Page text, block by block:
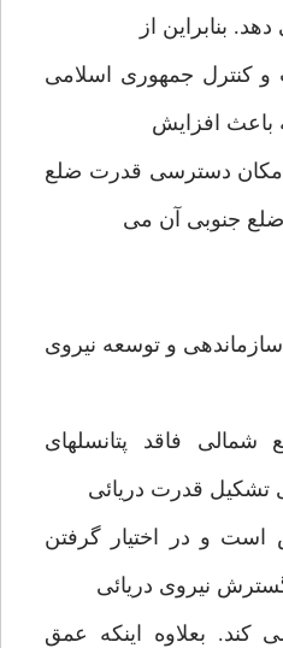
بنابراین از
و کنترل جمهوری اسلامی
باعث افزایش
دسترسی قدرت ضلع
جنوبی آن می
و توسعه نیروی
فاقد پتانسلهای
تشکیل قدرت دریائی
و در اختیار گرفتن
نیروی دریائی
کند. بعلاوه اینکه عمق